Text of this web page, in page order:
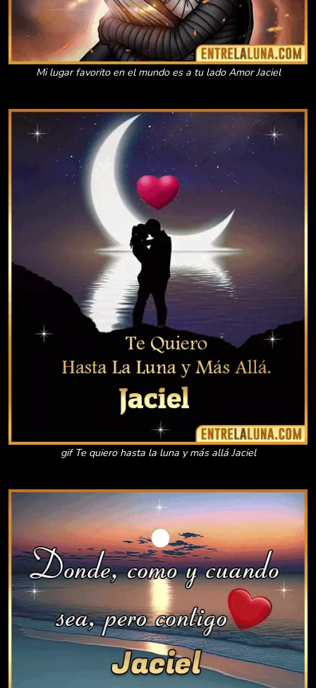
Mi lugar favorito en el mundo es a tu lado Amor Jaciel
gif Te quiero hasta la luna y más allá Jaciel